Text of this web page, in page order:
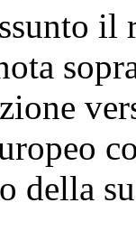
della